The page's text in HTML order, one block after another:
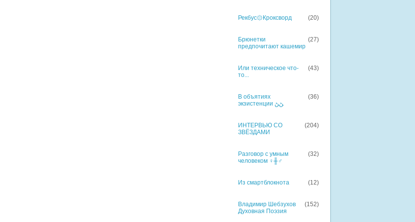
Рекбус۞Кроксворд (20)
Брюнетки
предпочитают кашемир
(27)
Или техническое что-
то...
(43)
В объятиях
экзистенции ﮡﮡ
(36)
ИНТЕРВЬЮ СО
ЗВЁЗДАМИ
(204)
Разговор с умным
человеком ♀╫♂
(32)
Из смартблокнота (12)
Владимир Шебзухов
Духовная Поэзия
(152)